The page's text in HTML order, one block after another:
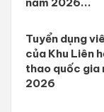
năm 2026...
Tuyển dụng
của Khu Liên
thao quốc gia
2026